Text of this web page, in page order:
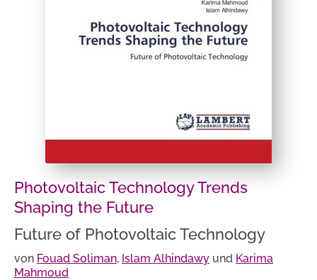
Photovoltaic Technology Trends
Shaping the Future
Future of Photovoltaic Technology
von Fouad Soliman, Islam Alhindawy und Karima
Mahmoud